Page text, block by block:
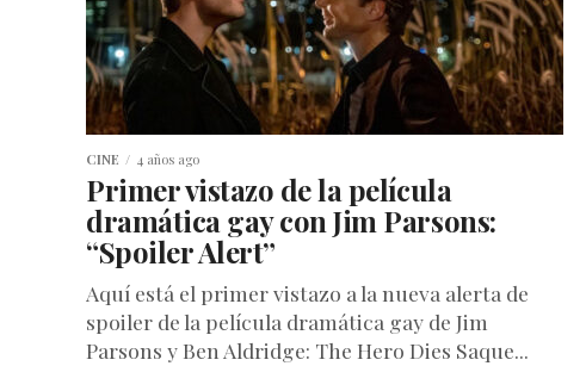
CINE 4 años ago
Primer vistazo de la película
dramática gay con Jim Parsons:
“Spoiler Alert”
Aquí está el primer vistazo a la nueva alerta de
spoiler de la película dramática gay de Jim
Parsons y Ben Aldridge: The Hero Dies Saque...